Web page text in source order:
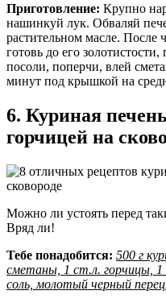
Приготовление: Крупно
нашинкуй лук. Обваляй
растительном масле. После
готовь до его
посоли, поперчи, влей
минут под крышкой на
6. Куриная
горчицей на
Можно ли устоять перед
Вряд ли!
Тебе понадобится: 500 г
сметаны, 1 ст.л. горчицы, 1
соль, молотый черный